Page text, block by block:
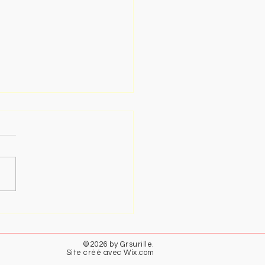
©2026 by Grsurille.
Site créé avecWix.com